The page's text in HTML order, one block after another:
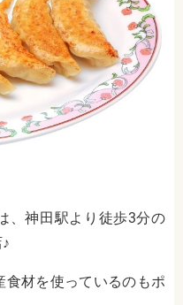
、神田駅より徒歩3分の
食材を使っているのもポ